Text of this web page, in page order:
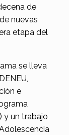
de
nuevas
etapa del
se lleva
e
y un trabajo